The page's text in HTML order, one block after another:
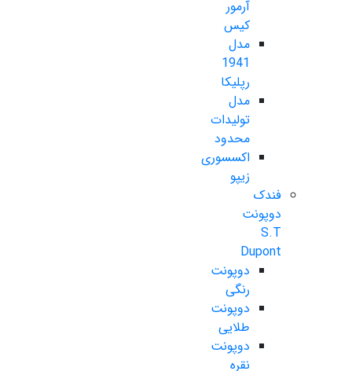
آرمور
کیس
مدل
1941
رپلیکا
مدل
تولیدات
محدود
اکسسوری
زیپو
فندک
دوپونت
S.T
Dupont
دوپونت
رنگی
دوپونت
طلایی
دوپونت
نقره